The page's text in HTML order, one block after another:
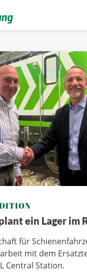
ein Lager im
für
mit dem
Central Station.